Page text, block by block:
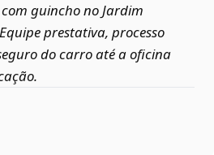
guincho no Jardim
prestativa, processo
do carro até a oficina